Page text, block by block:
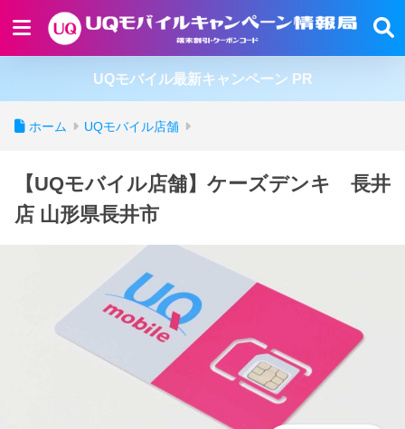
UQモバイル最新キャンペーン PR
ホーム UQモバイル店舗
【UQモバイル店舗】ケーズデンキ 長井
店 山形県長井市